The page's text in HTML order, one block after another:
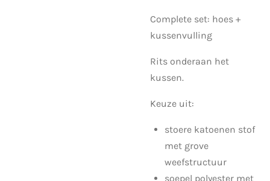
Complete set: hoes +
kussenvulling
Rits onderaan het
kussen.
Keuze uit:
stoere katoenen stof
met grove
weefstructuur
soepel polyester met